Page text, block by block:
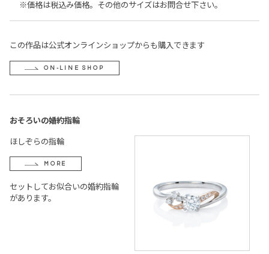
※価格は税込み価格。その他のサイズはお問合せ下さい。
この作品は公式オンラインショップからも購入できます
ON-LINE SHOP
おそろいの婚約指輪
ほしぞらの指輪
MORE
セットしてお似合いの婚約指輪
があります。